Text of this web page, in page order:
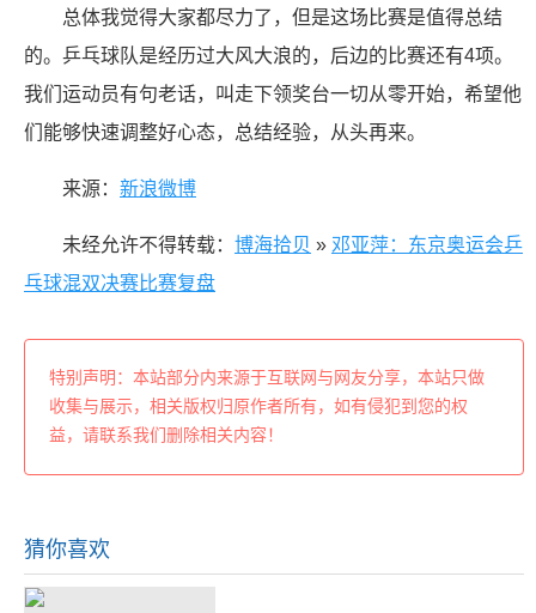
总体我觉得大家都尽力了，但是这场比赛是值得总结
的。乒乓球队是经历过大风大浪的，后边的比赛还有4项。
我们运动员有句老话，叫走下领奖台一切从零开始，希望他
们能够快速调整好心态，总结经验，从头再来。
来源： 新浪微博
未经允许不得转载： 博海拾贝 » 邓亚萍：东京奥运会乒
乓球混双决赛比赛复盘
特别声明：本站部分内来源于互联网与网友分享，本站只做
收集与展示，相关版权归原作者所有，如有侵犯到您的权
益，请联系我们删除相关内容！
猜你喜欢